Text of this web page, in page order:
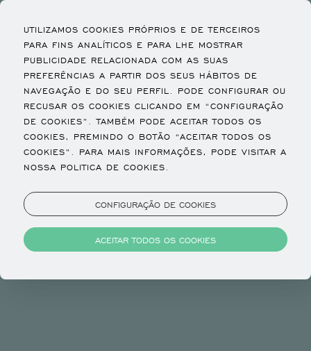
UTILIZAMOS COOKIES PRÓPRIOS E DE TERCEIROS
PARA FINS ANALÍTICOS E PARA LHE MOSTRAR
PUBLICIDADE RELACIONADA COM AS SUAS
PREFERÊNCIAS A PARTIR DOS SEUS HÁBITOS DE
NAVEGAÇÃO E DO SEU PERFIL. PODE CONFIGURAR OU
RECUSAR OS COOKIES CLICANDO EM “CONFIGURAÇÃO
DE COOKIES”. TAMBÉM PODE ACEITAR TODOS OS
COOKIES, PREMINDO O BOTÃO “ACEITAR TODOS OS
COOKIES”. PARA MAIS INFORMAÇÕES, PODE VISITAR A
NOSSA POLITICA DE COOKIES.
CONFIGURAÇÃO DE COOKIES
ACEITAR TODOS OS COOKIES